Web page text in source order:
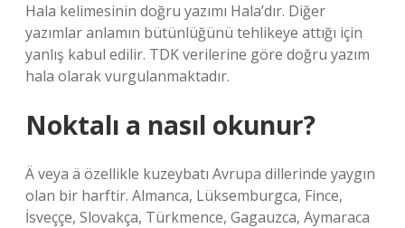
Hala kelimesinin doğru yazımı Hala’dır. Diğer
yazımlar anlamın bütünlüğünü tehlikeye attığı için
yanlış kabul edilir. TDK verilerine göre doğru yazım
hala olarak vurgulanmaktadır.
Noktalı a nasıl okunur?
Ä veya ä özellikle kuzeybatı Avrupa dillerinde yaygın
olan bir harftir. Almanca, Lüksemburgca, Fince,
İsveççe, Slovakça, Türkmence, Gagauzca, Aymaraca